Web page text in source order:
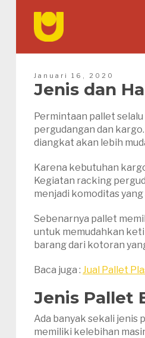
Januari 16, 2020
Jenis dan
Permintaan pallet
pergudangan dan
diangkat akan lebih
Karena kebutuhan
Kegiatan racking
menjadi komoditas
Sebenarnya pallet
untuk memudahkan
barang dari kotoran
Baca juga : Jual Pallet
Jenis Pallet
Ada banyak sekali jenis
memiliki kelebihan